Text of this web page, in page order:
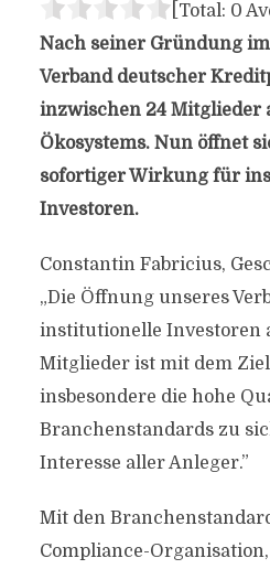
[Total: 0
Nach seiner Gründung
Verband deutscher
inzwischen 24 Mitglieder
Ökosystems. Nun öffnet
sofortiger Wirkung für
Investoren.
Constantin Fabricius,
„Die Öffnung unseres
institutionelle Investoren
Mitglieder ist mit dem
insbesondere die hohe
Branchenstandards zu
Interesse aller Anleger.”
Mit den
Compliance-